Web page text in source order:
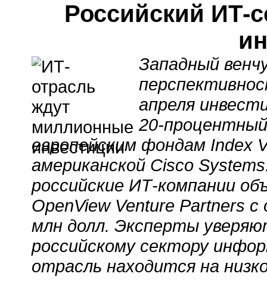
Российский ИТ-
Западный
апреля
20-
европейским фондам Index
американской Cisco
российские ИТ-компании
OpenView Venture Partners
млн долл. Эксперты
российскому сектору
отрасль находится на